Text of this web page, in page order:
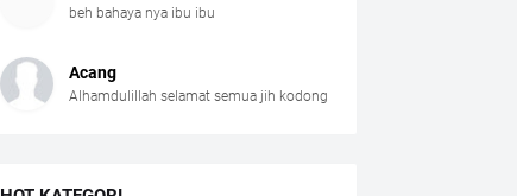
beh bahaya nya ibu ibu
Acang
Alhamdulillah selamat semua jih kodong